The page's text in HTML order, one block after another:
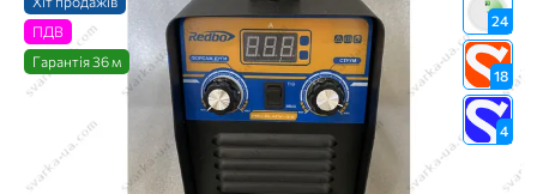
ПДВ
Гарантія 36 м
24
18
4